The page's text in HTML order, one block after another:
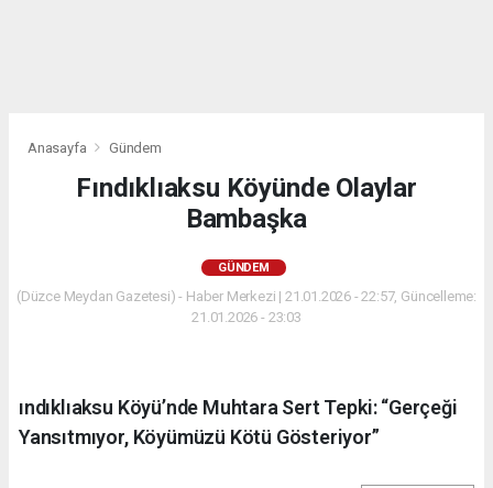
Anasayfa Gündem
Fındıklıaksu Köyünde Olaylar
Bambaşka
GÜNDEM
(Düzce Meydan Gazetesi) - Haber Merkezi | 21.01.2026 - 22:57, Güncelleme:
21.01.2026 - 23:03
ındıklıaksu Köyü’nde Muhtara Sert Tepki: “Gerçeği
Yansıtmıyor, Köyümüzü Kötü Gösteriyor”